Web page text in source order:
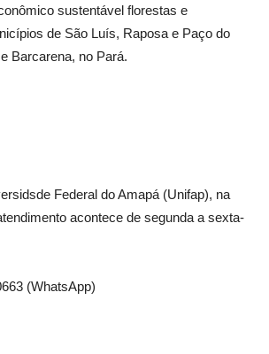
sustentável florestas e
de São Luís, Raposa e Paço do
Barcarena, no Pará.
Federal do Amapá (Unifap), na
acontece de segunda a sexta-
(WhatsApp)